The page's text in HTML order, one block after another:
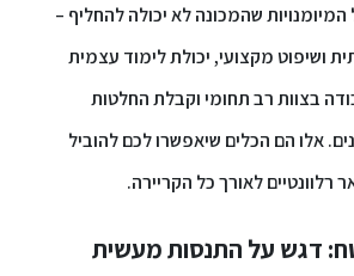
שהמכונה לא יכולה להחליף –
ושיפוט מקצועי, יכולת לימוד עצמית
בצוות רב תחומי וקבלת החלטות
אלו הם הכלים שיאפשרו לכם להוביל
רלוונטיים לאורך כל הקריירה.
דגש על התנסות מעשית